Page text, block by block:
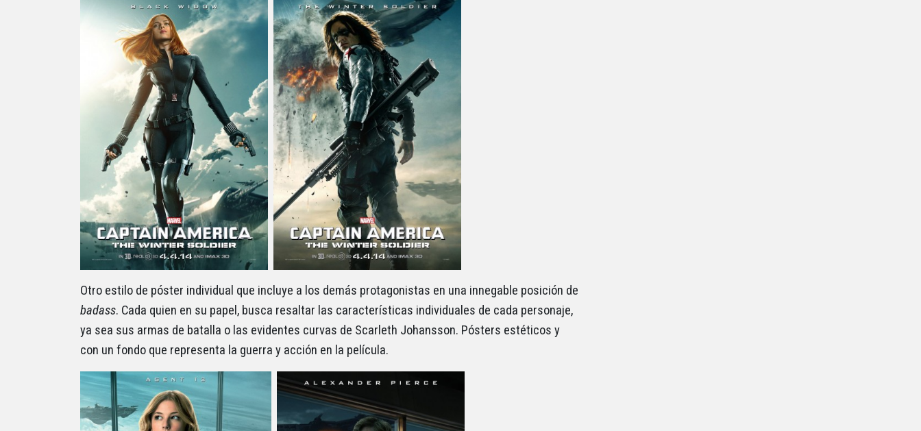
Otro estilo de póster individual que incluye a los demás protagonistas en una innegable posición de
badass. Cada quien en su papel, busca resaltar las características individuales de cada personaje,
ya sea sus armas de batalla o las evidentes curvas de Scarleth Johansson. Pósters estéticos y
con un fondo que representa la guerra y acción en la película.